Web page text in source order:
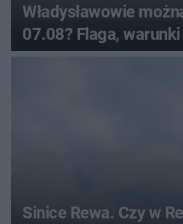
Władysławowie
07.08? Flaga,
Sinice Rewa. Czy w